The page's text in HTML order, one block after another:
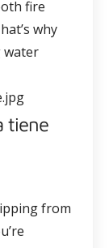
fire
why
water
tiene
from